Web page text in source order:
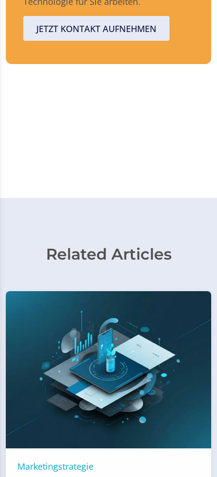
JETZT KONTAKT AUFNEHMEN
Related Articles
Marketingstrategie